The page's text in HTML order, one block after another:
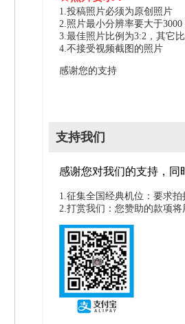
1.投稿照片必须为原创照片
2.照片最小分辨率要大于
3.最佳照片比例为3:2，其它
4.不接受视频截图的照片
感谢您的支持
支持我们
感谢您对我们的支持，同
1.征集全国经典机位：要求
2.打赏我们：您赞助的款项